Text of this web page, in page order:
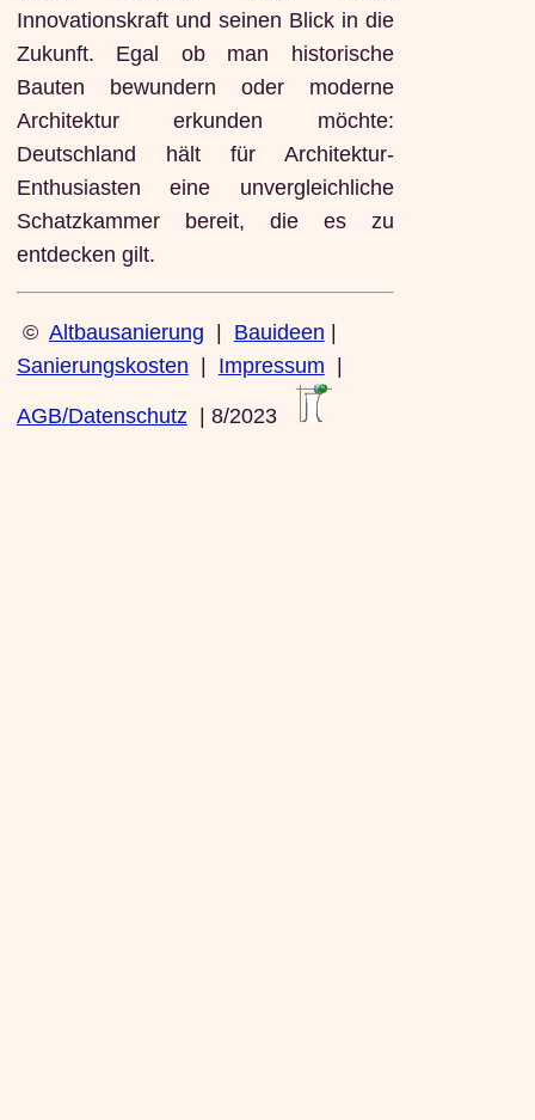
Innovationskraft und seinen Blick in die
Zukunft. Egal ob man historische
Bauten bewundern oder moderne
Architektur erkunden möchte:
Deutschland hält für Architektur-
Enthusiasten eine unvergleichliche
Schatzkammer bereit, die es zu
entdecken gilt.
© Altbausanierung Bauideen
Sanierungskosten
Impressum
AGB/Datenschutz| 8/2023